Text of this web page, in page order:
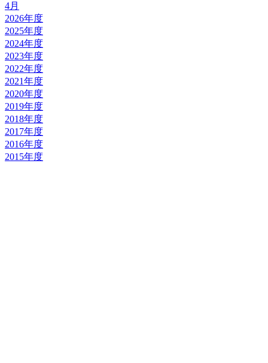
4月
2026年度
2025年度
2024年度
2023年度
2022年度
2021年度
2020年度
2019年度
2018年度
2017年度
2016年度
2015年度